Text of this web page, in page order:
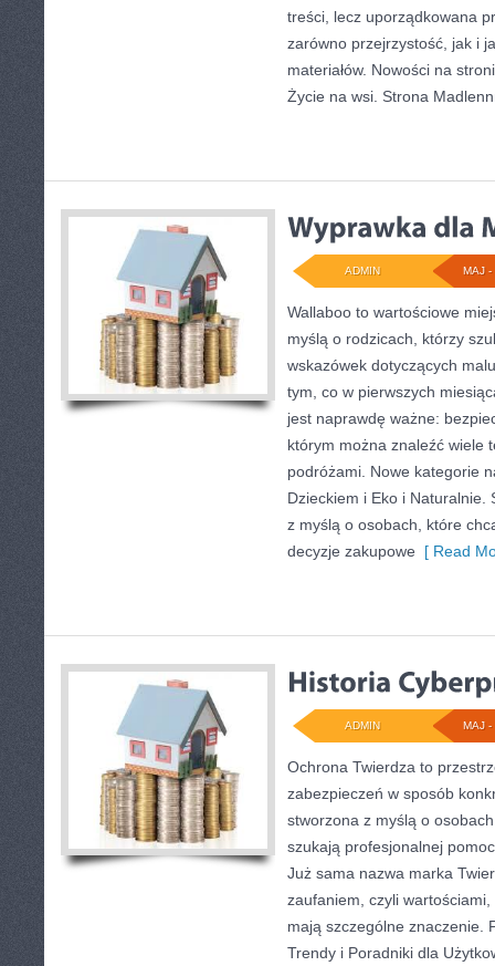
treści, lecz uporządkowana
zarówno przejrzystość, jak i
materiałów. Nowości na
Życie na wsi. Strona
MAJ -
ADMIN
Wallaboo to wartościowe
myślą o rodzicach, którzy
wskazówek dotyczących
tym, co w pierwszych
jest naprawdę ważne:
którym można znaleźć wiele
podróżami. Nowe kategorie
Dzieckiem i Eko i Naturalnie.
z myślą o osobach, które
decyzje zakupowe [ Read
MAJ -
ADMIN
Ochrona Twierdza to
zabezpieczeń w sposób
stworzona z myślą o
szukają profesjonalnej
Już sama nazwa marka
zaufaniem, czyli
mają szczególne znaczenie.
Trendy i Poradniki dla